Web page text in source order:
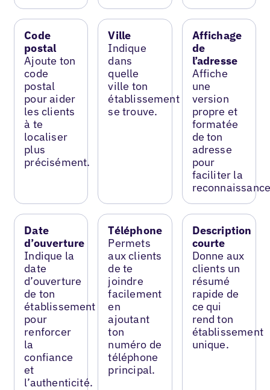
Code
postal
Ajoute ton
code
postal
pour aider
les clients
à te
localiser
plus
précisément.
Ville
Indique
dans
quelle
ville ton
établissement
se trouve.
Affichage
de
l’adresse
Affiche
une
version
propre et
formatée
de ton
adresse
pour
faciliter la
Date
d’ouverture
Indique la
date
d’ouverture
de ton
établissement
pour
renforcer
la
confiance
et
l’authenticité.
Téléphone
Permets
aux clients
de te
joindre
facilement
en
ajoutant
ton
numéro de
téléphone
principal.
Description
courte
Donne aux
clients un
résumé
rapide de
ce qui
rend ton
établissement
unique.